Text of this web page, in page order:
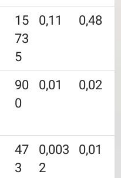
15
73
5
0,11 0,48
90
0
0,01 0,02
47
3
0,003
2
0,01